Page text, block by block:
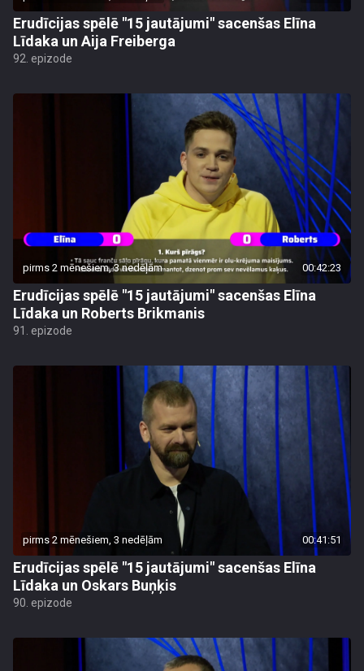
Erudīcijas spēlē "15 jautājumi" sacenšas Elīna
Līdaka un Aija Freiberga
92. epizode
pirms 2 mēnešiem, 3 nedēļām 00:42:23
Erudīcijas spēlē "15 jautājumi" sacenšas Elīna
Līdaka un Roberts Brikmanis
91. epizode
pirms 2 mēnešiem, 3 nedēļām 00:41:51
Erudīcijas spēlē "15 jautājumi" sacenšas Elīna
Līdaka un Oskars Buņķis
90. epizode